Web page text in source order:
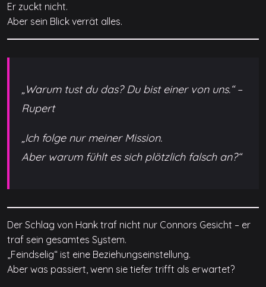
Er zuckt nicht.
Aber sein Blick verrät alles.
„Warum tust du das? Du bist einer von uns.“ –
Rupert
„Ich folge nur meiner Mission.
Aber warum fühlt es sich plötzlich falsch an?“
Der Schlag von Hank traf nicht nur Connors Gesicht – er
traf sein gesamtes System.
„Feindselig“ ist eine Beziehungseinstellung.
Aber was passiert, wenn sie tiefer trifft als erwartet?